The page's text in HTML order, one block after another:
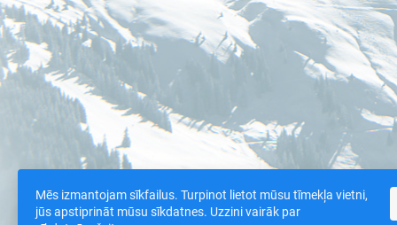
Mēs izmantojam sīkfailus. Turpinot lietot mūsu tīmekļa vietni,
jūs apstiprināt mūsu sīkdatnes. Uzzini vairāk par